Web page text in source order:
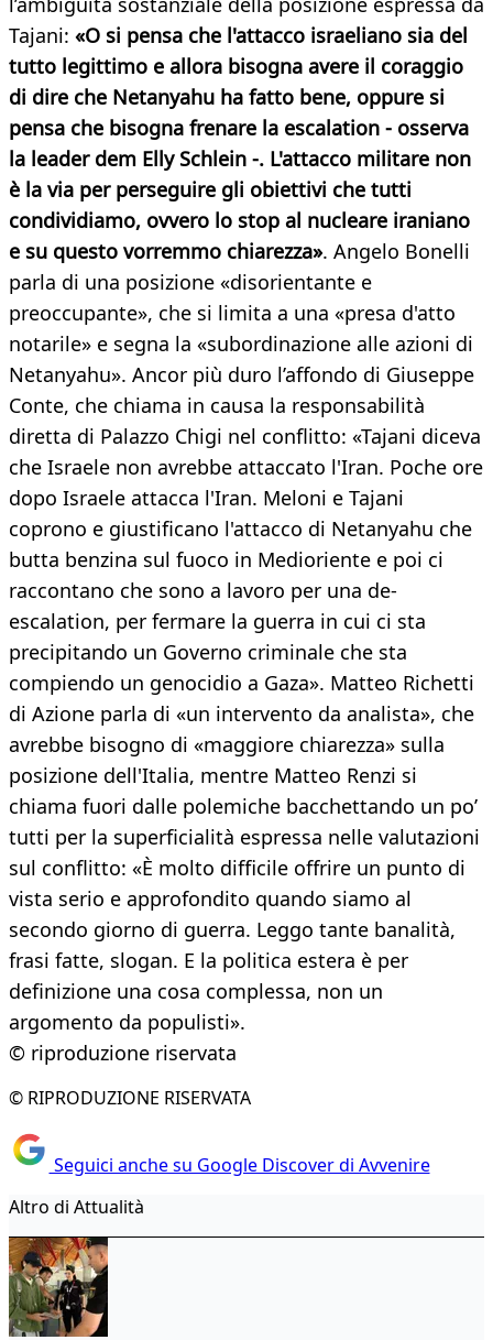
Tajani: «O si pensa che l'attacco israeliano sia del
tutto legittimo e allora bisogna avere il coraggio
di dire che Netanyahu ha fatto bene, oppure si
pensa che bisogna frenare la escalation - osserva
la leader dem Elly Schlein -. L'attacco militare non
è la via per perseguire gli obiettivi che tutti
condividiamo, ovvero lo stop al nucleare iraniano
e su questo vorremmo chiarezza». Angelo Bonelli
parla di una posizione «disorientante e
preoccupante», che si limita a una «presa d'atto
notarile» e segna la «subordinazione alle azioni di
Netanyahu». Ancor più duro l’affondo di Giuseppe
Conte, che chiama in causa la responsabilità
diretta di Palazzo Chigi nel conflitto: «Tajani diceva
che Israele non avrebbe attaccato l'Iran. Poche ore
dopo Israele attacca l'Iran. Meloni e Tajani
coprono e giustificano l'attacco di Netanyahu che
butta benzina sul fuoco in Medioriente e poi ci
raccontano che sono a lavoro per una de-
escalation, per fermare la guerra in cui ci sta
precipitando un Governo criminale che sta
compiendo un genocidio a Gaza». Matteo Richetti
di Azione parla di «un intervento da analista», che
avrebbe bisogno di «maggiore chiarezza» sulla
posizione dell'Italia, mentre Matteo Renzi si
chiama fuori dalle polemiche bacchettando un po’
tutti per la superficialità espressa nelle valutazioni
sul conflitto: «È molto difficile offrire un punto di
vista serio e approfondito quando siamo al
secondo giorno di guerra. Leggo tante banalità,
frasi fatte, slogan. E la politica estera è per
definizione una cosa complessa, non un
argomento da populisti».
© riproduzione riservata
© RIPRODUZIONE RISERVATA
Seguici anche su Google Discover di Avvenire
Altro di Attualità